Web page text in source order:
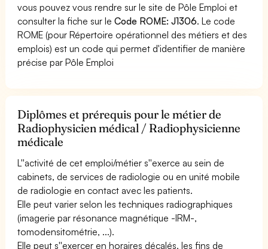
vous pouvez vous rendre sur le site de Pôle Emploi et
consulter la fiche sur leCode ROME: J1306. Le code
ROME (pour Répertoire opérationnel des métiers et des
emplois) est un code qui permet d'identifier de manière
précise par Pôle Emploi
Diplômes et prérequis pour le métier de
Radiophysicien médical / Radiophysicienne
médicale
L''activité de cet emploi/métier s''exerce au sein de
cabinets, de services de radiologie ou en unité mobile
de radiologie en contact avec les patients.
Elle peut varier selon les techniques radiographiques
(imagerie par résonance magnétique -IRM-,
tomodensitométrie, ...).
Elle peut s''exercer en horaires décalés, les fins de